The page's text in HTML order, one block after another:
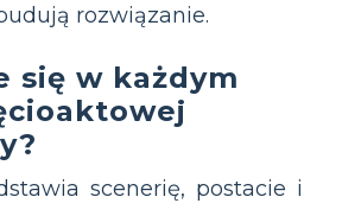
rozwiązanie.
się w każdym
scenerię, postacie i